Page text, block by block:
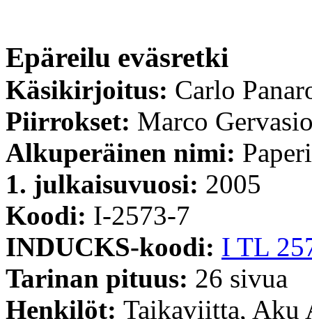
Epäreilu eväsretki
Käsikirjoitus: Carlo
Piirrokset: Marco
Alkuperäinen nimi:
1. julkaisuvuosi: 2005
Koodi: I-2573-7
INDUCKS-koodi: I TL
Tarinan pituus: 26 sivua
Henkilöt: Taikaviitta, Aku